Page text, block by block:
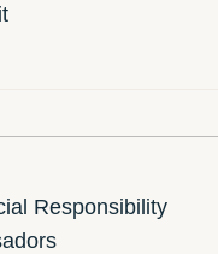
Responsibility